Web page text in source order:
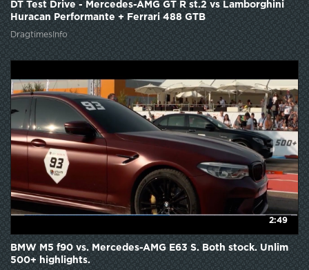
DT Test Drive - Mercedes-AMG GT R st.2 vs Lamborghini
Huracan Performante + Ferrari 488 GTB
DragtimesInfo
2:49
BMW M5 f90 vs. Mercedes-AMG E63 S. Both stock. Unlim
500+ highlights.